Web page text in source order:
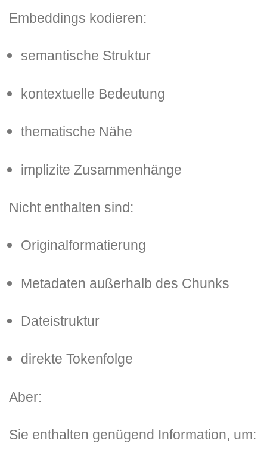
Embeddings kodieren:
semantische Struktur
kontextuelle Bedeutung
thematische Nähe
implizite Zusammenhänge
Nicht enthalten sind:
Originalformatierung
Metadaten außerhalb des Chunks
Dateistruktur
direkte Tokenfolge
Aber:
Sie enthalten genügend Information, um: